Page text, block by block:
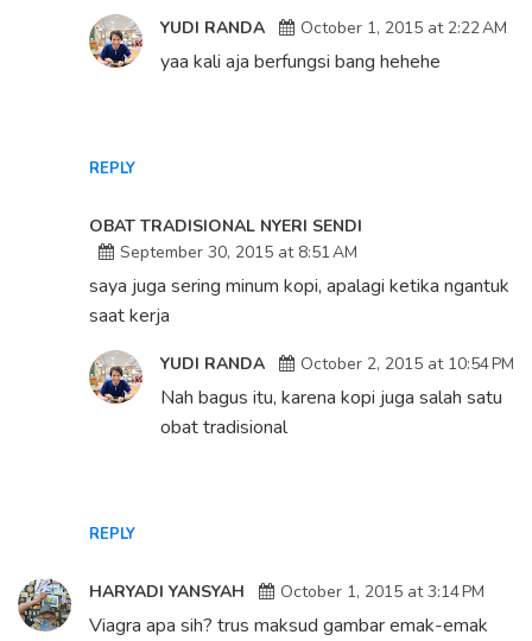
REPLY
YUDI RANDA October 1, 2015 at 2:22 AM
yaa kali aja berfungsi bang hehehe
OBAT TRADISIONAL NYERI SENDI
September 30, 2015 at 8:51 AM
saya juga sering minum kopi, apalagi ketika ngantuk
saat kerja
REPLY
YUDI RANDA October 2, 2015 at 10:54 PM
Nah bagus itu, karena kopi juga salah satu
obat tradisional
HARYADI YANSYAH October 1, 2015 at 3:14 PM
Viagra apa sih? trus maksud gambar emak-emak